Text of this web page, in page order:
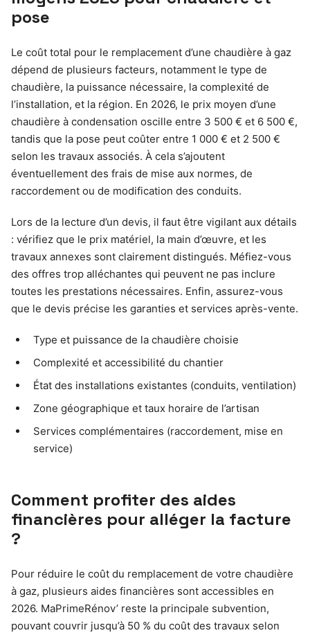
pose
Le coût total pour le remplacement d’une chaudière à gaz
dépend de plusieurs facteurs, notamment le type de
chaudière, la puissance nécessaire, la complexité de
l’installation, et la région. En 2026, le prix moyen d’une
chaudière à condensation oscille entre 3 500 € et 6 500 €,
tandis que la pose peut coûter entre 1 000 € et 2 500 €
selon les travaux associés. À cela s’ajoutent
éventuellement des frais de mise aux normes, de
raccordement ou de modification des conduits.
Lors de la lecture d’un devis, il faut être vigilant aux détails
: vérifiez que le prix matériel, la main d’œuvre, et les
travaux annexes sont clairement distingués. Méfiez-vous
des offres trop alléchantes qui peuvent ne pas inclure
toutes les prestations nécessaires. Enfin, assurez-vous
que le devis précise les garanties et services après-vente.
Type et puissance de la chaudière choisie
Complexité et accessibilité du chantier
État des installations existantes (conduits, ventilation)
Zone géographique et taux horaire de l’artisan
Services complémentaires (raccordement, mise en
service)
Comment profiter des aides
financières pour alléger la facture
?
Pour réduire le coût du remplacement de votre chaudière
à gaz, plusieurs aides financières sont accessibles en
2026. MaPrimeRénov’ reste la principale subvention,
pouvant couvrir jusqu’à 50 % du coût des travaux selon